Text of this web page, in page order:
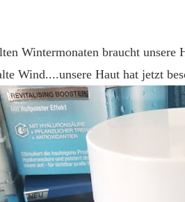
Wintermonaten braucht
Wind....unsere Haut hat jetzt